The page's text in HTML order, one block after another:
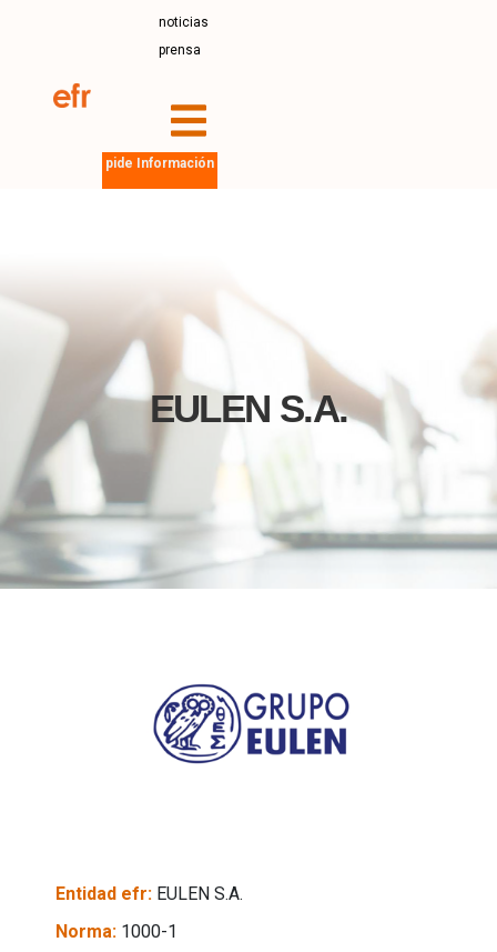
noticias
prensa
pide Información
EULEN S.A.
Entidad efr: EULEN S.A.
Norma: 1000-1